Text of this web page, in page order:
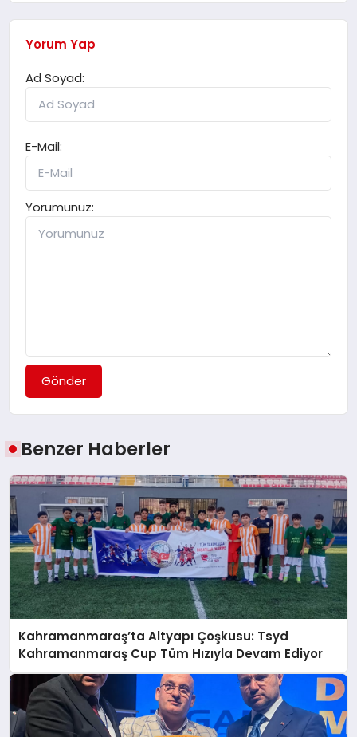
Yorum Yap
Ad Soyad:
E-Mail:
Yorumunuz:
Gönder
Benzer Haberler
Kahramanmaraş’ta Altyapı Çoşkusu: Tsyd
Kahramanmaraş Cup Tüm Hızıyla Devam Ediyor